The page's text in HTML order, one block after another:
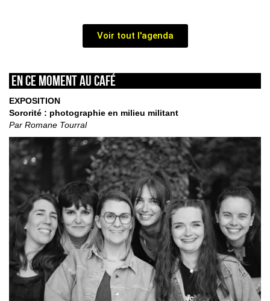
Voir tout l'agenda
En ce moment au café
EXPOSITION
Sororité : photographie en milieu militant
Par Romane Tourral